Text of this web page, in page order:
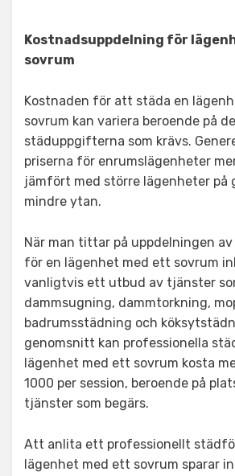
Kostnadsuppdelning för
sovrum
Kostnaden för att städa en
sovrum kan variera beroende på
städuppgifterna som krävs.
priserna för enrumslägenheter
jämfört med större lägenheter på
mindre ytan.
När man tittar på uppdelningen
för en lägenhet med ett sovrum
vanligtvis ett utbud av tjänster
dammsugning, dammtorkning,
badrumsstädning och
genomsnitt kan professionella
lägenhet med ett sovrum kosta
1000 per session, beroende på
tjänster som begärs.
Att anlita ett professionellt
lägenhet med ett sovrum sparar